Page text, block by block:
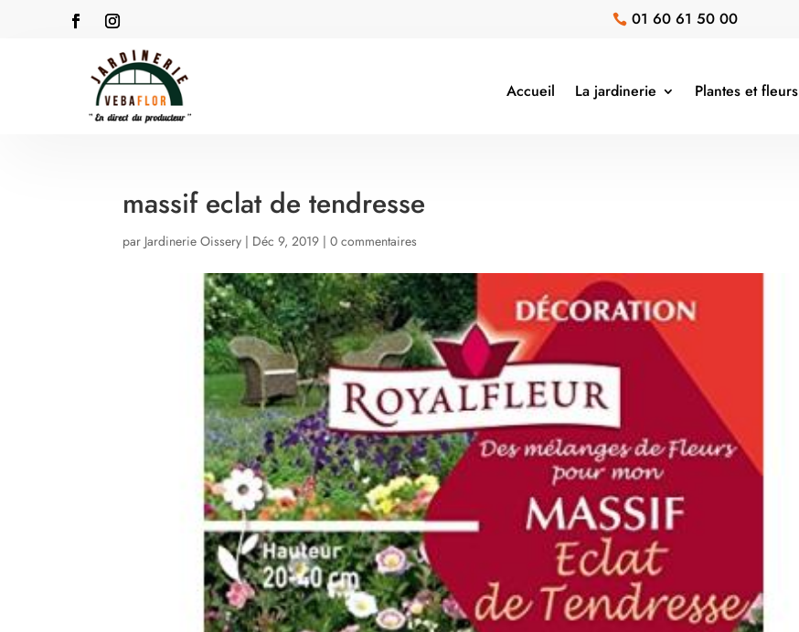
 01 60 61 50 00
Accueil La jardinerie Plantes et fleurs
massif eclat de tendresse
par Jardinerie Oissery | Déc 9, 2019 |0 commentaires